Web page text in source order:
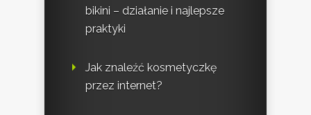
bikini – działanie i najlepsze
praktyki
Jak znaleźć kosmetyczkę
przez internet?